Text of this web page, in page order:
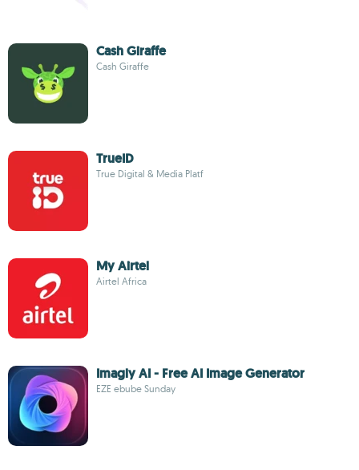
Cash Giraffe
Cash Giraffe
TrueID
True Digital & Media Platf
My Airtel
Airtel Africa
Imagly AI - Free AI Image Generator
EZE ebube Sunday